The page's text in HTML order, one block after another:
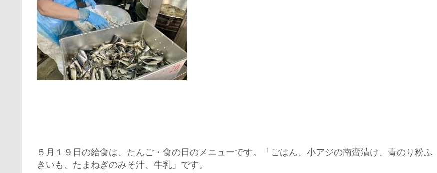
５月１９日の給食は、たんご・食の日のメニューです。「ごはん、小アジの南蛮漬け、青のり粉ふ
きいも、たまねぎのみそ汁、牛乳」です。